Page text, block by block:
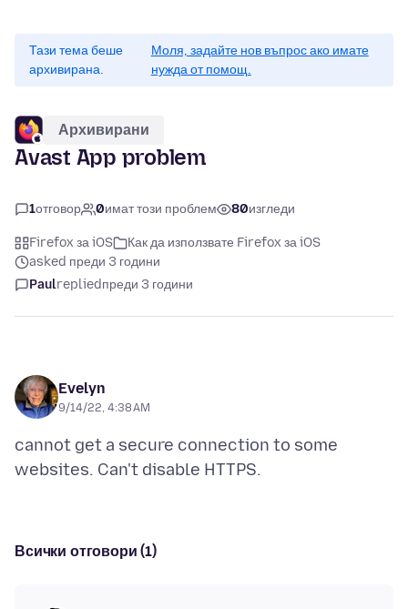
Тази тема беше
архивирана.
Моля, задайте нов въпрос ако имате
нужда от помощ.
Архивирани
Avast App problem
1отговор 0имат този проблем 80изгледи
Firefox за iOS
Как да използвате Firefox за iOS
asked преди 3 години
Paulrepliedпреди 3 години
Evelyn
9/14/22, 4:38 AM
cannot get a secure connection to some
Всички отговори (1)